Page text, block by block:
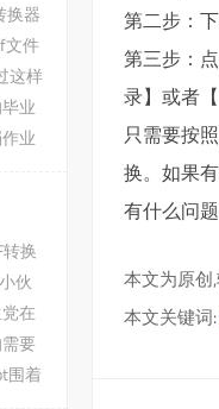
第二步：
第三步：
录】或者
只需要按
换。如果
有什么问
本文为原创
本文关键词:
换器
文件
这样
业
业
换
伙
在
要
围着